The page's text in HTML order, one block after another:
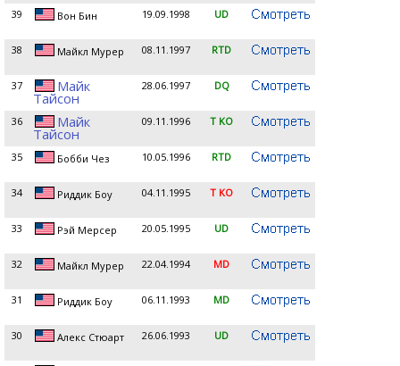
39 Вон Бин 19.09.1998 UD
38 Майкл Мурер 08.11.1997 RTD
37 Майк
Тайсон
28.06.1997 DQ
36 Майк
Тайсон
09.11.1996 T KO
35 Бобби Чез 10.05.1996 RTD
34 Риддик Боу 04.11.1995 T KO
33 Рэй Мерсер 20.05.1995 UD
32 Майкл Мурер 22.04.1994 MD
31 Риддик Боу 06.11.1993 MD
30 Алекс Стюарт 26.06.1993 UD